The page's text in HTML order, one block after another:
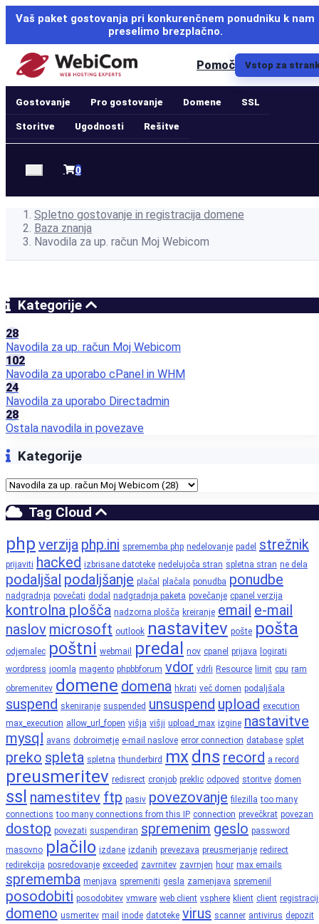
Vaš paket gostovanja pri konkurenčnem ponudniku k nam
preselimo brezplačno.
Pomoč Vstop za
Gostovanje Pro gostovanje Domene SSL
Storitve Ugodnosti Rešitve
0
Nakupovalna
Spletno gostovanje in registracija domene
Baza znanja
Navodila za up. račun Moj Webicom
Kategorije
28
Navodila za up. račun Moj Webicom
102
Navodila za uporabo cPanel in WHM
24
Navodila za uporabo Directadmin
28
Ostala navodila in povezave
Kategorije
Tag Cloud
php verzija php.ini sprememba php nedelovanje padel strežnik
prijaviti hacked izbrisane datoteke nedelujoča stran spletna stran ne dela
podaljšal podaljšanje plačal plačala ponudba ponudbe
nadgradnja povečati dodal nadgradnja paketa povečanje cpanel verzija
kontrolna plošča nadzorna plošča kreiranje email e-mail
naslov microsoft outlook nastavitev pošte pošta
odjemalec poštni webmail predal nov cpanel prijava
logirati
wordpress joomla magento phpbbforum vdor vdrli Resource limit cpu ram
obremenitev domene domena hkrati več domen podaljšala
suspend skeniranje suspended unsuspend upload execution
max_execution allow_url_fopen višja višji upload_max izgine nastavitve
mysql avans dobroimetje e-mail naslove error connection database splet
preko spleta spletna thunderbird mx dns record a record
preusmeritev redisrect cronjob preklic odpoved storitve domen
ssl namestitev ftp pasiv povezovanje filezilla too many
connections too many connections from this IP connection prevečkrat povezan
dostop povezati suspendiran spremenim geslo password
masovno plačilo izdane izdanih prevezava preusmerjanje redirect
redirekcija posredovanje exceeded zavrnitev zavrnjen hour max emails
sprememba menjava spremeniti gesla zamenjava spremenil
posodobiti posodobitev vmware web client vsphere klient client
domeno usmeritev mail inode datoteke virus scanner antivirus depozit